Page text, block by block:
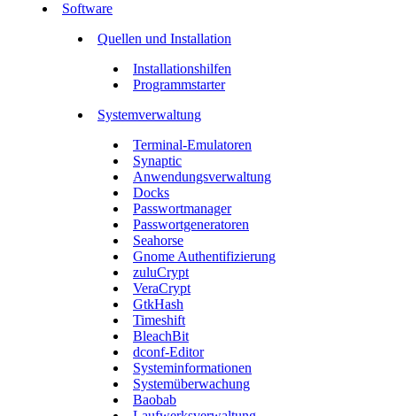
Software
Quellen und Installation
Installationshilfen
Programmstarter
Systemverwaltung
Terminal-Emulatoren
Synaptic
Anwendungsverwaltung
Docks
Passwortmanager
Passwortgeneratoren
Seahorse
Gnome Authentifizierung
zuluCrypt
VeraCrypt
GtkHash
Timeshift
BleachBit
dconf-Editor
Systeminformationen
Systemüberwachung
Baobab